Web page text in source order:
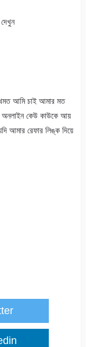
আমি চাই আমার মত
অনলাইন কেউ কাউকে আয়
আমার রেফার লিঙ্ক দিয়ে